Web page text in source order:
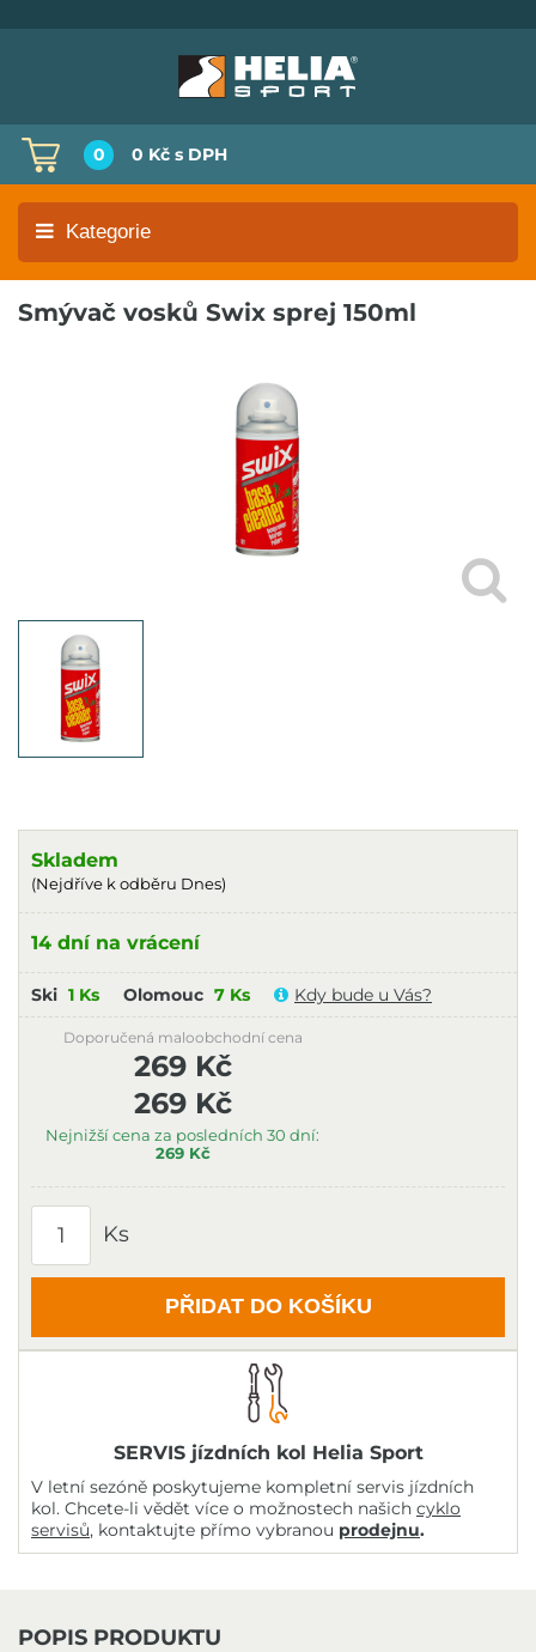
0 0 Kč s DPH
Kategorie
Smývač vosků Swix sprej 150ml
Skladem
(Nejdříve k odběru Dnes)
14 dní na vrácení
Ski 1 Ks Olomouc 7 Ks Kdy bude u Vás?
269 Kč
Nejnižší cena za posledních 30 dní:
269 Kč
Doporučená maloobchodní cena
269 Kč
Ks
PŘIDAT DO KOŠÍKU
SERVIS jízdních kol Helia Sport
V letní sezóně poskytujeme kompletní servis jízdních
kol. Chcete-li vědět více o možnostech našich cyklo
servisů, kontaktujte přímo vybranou prodejnu.
POPIS PRODUKTU